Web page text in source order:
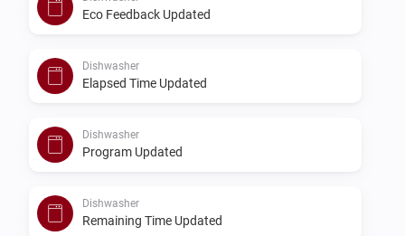
Eco Feedback Updated
Dishwasher
Elapsed Time Updated
Dishwasher
Program Updated
Dishwasher
Remaining Time Updated